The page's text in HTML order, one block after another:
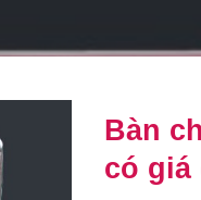
Bàn
có giá